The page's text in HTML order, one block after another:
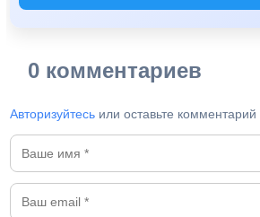
0 комментариев
Авторизуйтесь или оставьте комментарий